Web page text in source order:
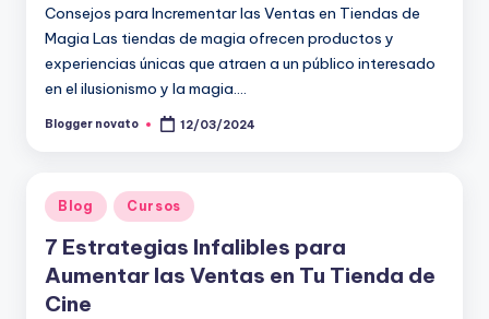
Consejos para Incrementar las Ventas en Tiendas de
Magia Las tiendas de magia ofrecen productos y
experiencias únicas que atraen a un público interesado
en el ilusionismo y la magia.…
Publicado
Blogger novato 12/03/2024
Publicado
en
Blog Cursos
7 Estrategias Infalibles para
Aumentar las Ventas en Tu Tienda de
Cine